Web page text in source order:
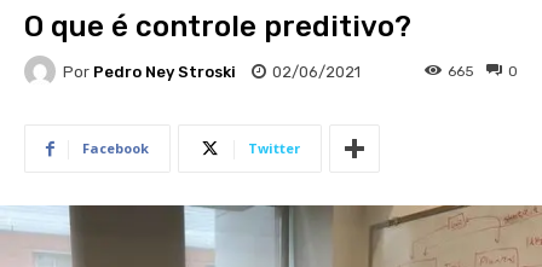
O que é controle preditivo?
Por Pedro Ney Stroski 02/06/2021 0
665
Facebook Twitter